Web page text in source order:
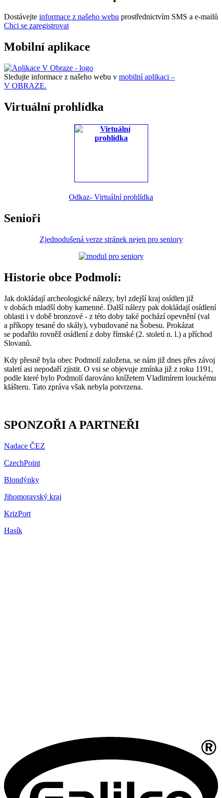
Dostávejte informace z našeho webu prostřednictvím SMS a e-mailů
Chci se zaregistrovat
Mobilní aplikace
Sledujte informace z našeho webu v mobilní aplikaci –
V OBRAZE.
Virtuální prohlídka
Odkaz- Virtuální prohlídka
Senioři
Zjednodušená verze stránek nejen pro seniory
Historie obce Podmolí:
Jak dokládají archeologické nálezy, byl zdejší kraj osídlen již
v dobách mladší doby kamenné. Další nálezy pak dokládají osídlení
oblasti i v době bronzové - z této doby také pochází opevnění (val
a příkopy tesané do skály), vybudované na Šobesu. Prokázat
se podařilo rovněž osídlení z doby římské (2. století n. l.) a příchod
Slovanů.
Kdy přesně byla obec Podmolí založena, se nám již dnes přes závoj
staletí asi nepodaří zjistit. O vsi se objevuje zmínka již z roku 1191,
podle které bylo Podmolí darováno knížetem Vladimírem louckému
klášteru. Tato zpráva však nebyla potvrzena.
SPONZOŘI A PARTNEŘI
Nadace ČEZ
CzechPoint
Blondýnky
Jihomoravský kraj
KrizPort
Hasík